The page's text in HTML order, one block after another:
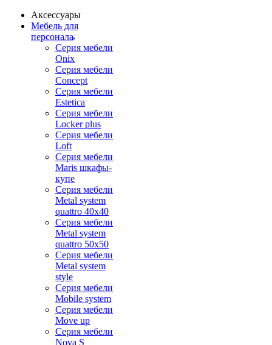
Аксессуары
Мебель для
персонала
Серия мебели
Onix
Серия мебели
Concept
Серия мебели
Estetica
Серия мебели
Locker plus
Серия мебели
Loft
Серия мебели
Maris шкафы-
купе
Серия мебели
Metal system
quattro 40x40
Серия мебели
Metal system
quattro 50x50
Серия мебели
Metal system
style
Серия мебели
Mobile system
Серия мебели
Move up
Серия мебели
Nova S